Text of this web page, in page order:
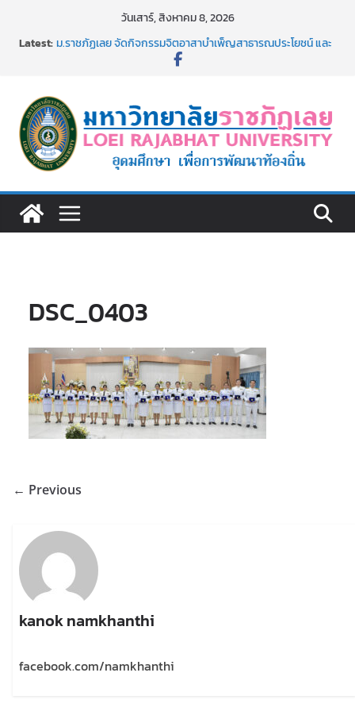
วันเสาร์, สิงหาคม 8, 2026
Latest:ม.ราชภัฏเลย จัดกิจกรรมจิตอาสาบำเพ็ญสาธารณประโยชน์ และ
เงินรายได้
ม.ราชภัฏเลย จัดมหกรรมวิชาการ เปิดบ้าน LRU ครั้งที่ 4 เปิดให้
นักเรียนมัธยมปลายค้นหาสาขาวิชาในฝัน สู่อนาคตที่ใช่
อธิการบดี มรภ.เลย ร่วมประชุมชี้แจงกับคณะอนุกรรมาธิการ
ประจำปีงบประมาณ พ.ศ. 2570
๑,๙๗๒ ชุด โดยวิธีเฉพาะเจาะจง
DSC_0403
← Previous
kanok namkhanthi
facebook.com/namkhanthi